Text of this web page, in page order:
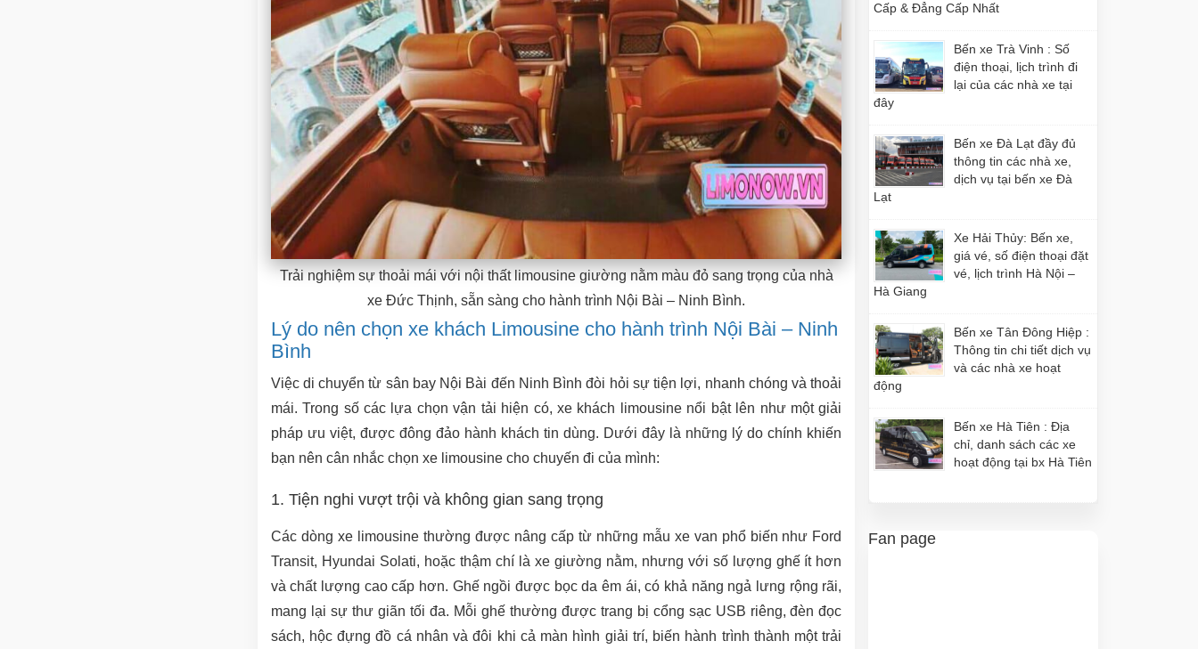
Trải nghiệm sự thoải mái với nội thất limousine giường nằm màu đỏ sang trọng của nhà
xe Đức Thịnh, sẵn sàng cho hành trình Nội Bài – Ninh Bình.
Lý do nên chọn xe khách Limousine cho hành trình Nội Bài – Ninh
Bình
Việc di chuyển từ sân bay Nội Bài đến Ninh Bình đòi hỏi sự tiện lợi, nhanh chóng và thoải
mái. Trong số các lựa chọn vận tải hiện có, xe khách limousine nổi bật lên như một giải
pháp ưu việt, được đông đảo hành khách tin dùng. Dưới đây là những lý do chính khiến
bạn nên cân nhắc chọn xe limousine cho chuyến đi của mình:
1. Tiện nghi vượt trội và không gian sang trọng
Các dòng xe limousine thường được nâng cấp từ những mẫu xe van phổ biến như Ford
Transit, Hyundai Solati, hoặc thậm chí là xe giường nằm, nhưng với số lượng ghế ít hơn
và chất lượng cao cấp hơn. Ghế ngồi được bọc da êm ái, có khả năng ngả lưng rộng rãi,
mang lại sự thư giãn tối đa. Mỗi ghế thường được trang bị cổng sạc USB riêng, đèn đọc
sách, hộc đựng đồ cá nhân và đôi khi cả màn hình giải trí, biến hành trình thành một trải
Cấp & Đẳng Cấp Nhất
Bến xe Trà Vinh : Số
điện thoại, lịch trình đi
lại của các nhà xe tại
đây
Bến xe Đà Lạt đầy đủ
thông tin các nhà xe,
dịch vụ tại bến xe Đà
Lạt
Xe Hải Thủy: Bến xe,
giá vé, số điện thoại đặt
vé, lịch trình Hà Nội –
Hà Giang
Bến xe Tân Đông Hiệp :
Thông tin chi tiết dịch vụ
và các nhà xe hoạt
động
Bến xe Hà Tiên : Địa
chỉ, danh sách các xe
hoạt động tại bx Hà Tiên
Fan page